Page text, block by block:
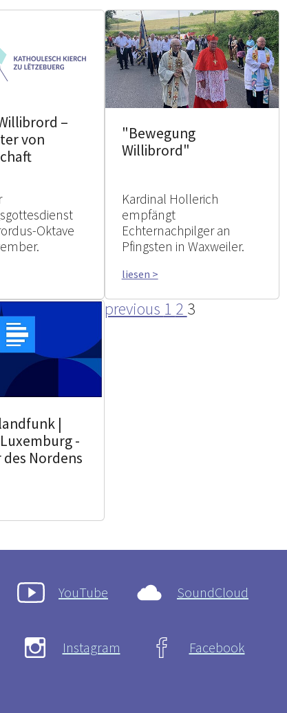
–
von
Oktave
"Bewegung
Willibrord"
Kardinal Hollerich
empfängt
Echternachpilger an
Pfingsten in Waxweiler.
liesen >
|
-
Nordens
previous 1 2 3
YouTube SoundCloud
Instagram Facebook